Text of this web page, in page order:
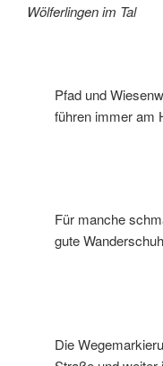
Wölferlingen im Tal
Pfad und
führen immer am
Für manche
gute
Die